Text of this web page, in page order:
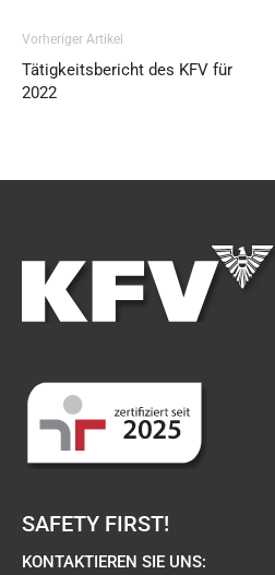
Vorheriger Artikel
Tätigkeitsbericht des KFV für
2022
SAFETY FIRST!
KONTAKTIEREN SIE UNS: